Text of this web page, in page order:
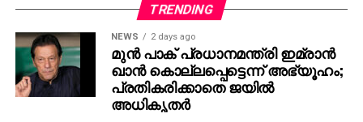
അനില്‍ പിള്ള, ദീപു ബോസ് എന്നിവരും പങ്കെടുത്തു.
തുടര്‍ന്ന് ചിത്രത്തിലെ പാട്ടിന് ശ്രീനാഥ് ഭാസിയും
അലന്‍സിയറും ചുവടുവെച്ചു. ഗ്രേസ് ഫിലിം
കമ്പനിയാണ് ചിത്രം നവംബര്‍ 30 ന് പുറത്തിറക്കുന്നത്.
മാര്‍ക്കറ്റിംഗ് ബ്രിങ്ഫോര്‍ത്ത് അഡ്വര്‍ടൈസിങ്.
TRENDING
NEWS 2 days ago
മുന്‍ പാക് പ്രധാനമന്ത്രി ഇമ്രാന്‍
ഖാന്‍ കൊല്ലപ്പെട്ടെന്ന് അഭ്യൂഹം;
പ്രതികരിക്കാതെ ജയില്‍
അധികൃതര്‍